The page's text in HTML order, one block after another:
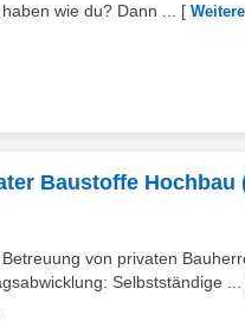
wie du? Dann ...
[
Baustoffe Hochbau
von privaten
Selbstständige ...